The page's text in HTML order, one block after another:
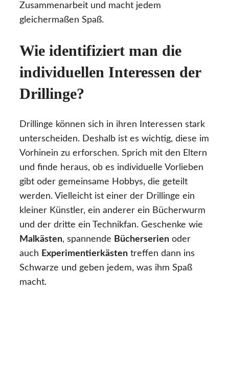
Zusammenarbeit und macht jedem
gleichermaßen Spaß.
Wie identifiziert man die
individuellen Interessen der
Drillinge?
Drillinge können sich in ihren Interessen stark
unterscheiden. Deshalb ist es wichtig, diese im
Vorhinein zu erforschen. Sprich mit den Eltern
und finde heraus, ob es individuelle Vorlieben
gibt oder gemeinsame Hobbys, die geteilt
werden. Vielleicht ist einer der Drillinge ein
kleiner Künstler, ein anderer ein Bücherwurm
und der dritte ein Technikfan. Geschenke wie
Malkästen, spannende Bücherserien oder
auch Experimentierkästen treffen dann ins
Schwarze und geben jedem, was ihm Spaß
macht.